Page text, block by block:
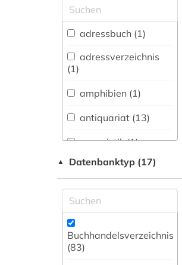
Allgemeine und
vergleichende Sprach-
und
Literaturwissenschaft.
Indogermanistik.
Außereuropäische
Literaturen (1)
Anglistik.
Amerikanistik (0)
Vermessungswesen (0)
Biotechnologie (1)
Buch- und
adressbuch (1)
adressverzeichnis
(1)
amphibien (1)
antiquariat (13)
aquaristik (1)
aufführung (1)
aufklärung (1)
auktionspreis (2)
autograf (1)
▲ Datenbanktyp (17)
Buchhandelsverzeichnis
(83)